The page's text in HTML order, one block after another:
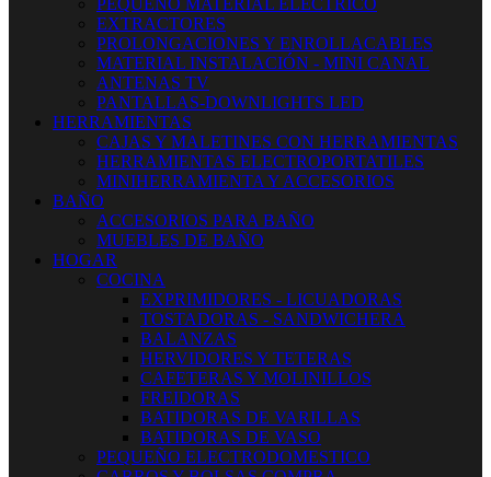
PEQUEÑO MATERIAL ELECTRICO
EXTRACTORES
PROLONGACIONES Y ENROLLACABLES
MATERIAL INSTALACIÓN - MINI CANAL
ANTENAS TV
PANTALLAS-DOWNLIGHTS LED
HERRAMIENTAS
CAJAS Y MALETINES CON HERRAMIENTAS
HERRAMIENTAS ELECTROPORTATILES
MINIHERRAMIENTA Y ACCESORIOS
BAÑO
ACCESORIOS PARA BAÑO
MUEBLES DE BAÑO
HOGAR
COCINA
EXPRIMIDORES - LICUADORAS
TOSTADORAS - SANDWICHERA
BALANZAS
HERVIDORES Y TETERAS
CAFETERAS Y MOLINILLOS
FREIDORAS
BATIDORAS DE VARILLAS
BATIDORAS DE VASO
PEQUEÑO ELECTRODOMESTICO